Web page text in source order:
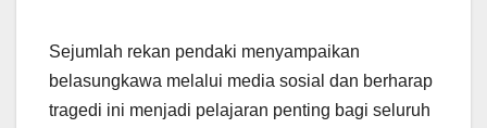
Sejumlah rekan pendaki menyampaikan
belasungkawa melalui media sosial dan berharap
tragedi ini menjadi pelajaran penting bagi seluruh